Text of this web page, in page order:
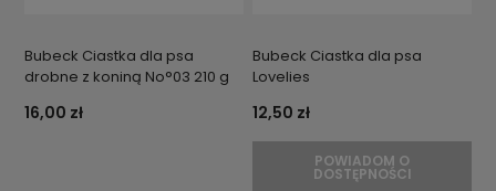
Bubeck Ciastka dla psa
drobne z koniną No°03 210 g
16,00 zł
Bubeck Ciastka dla psa
Lovelies
12,50 zł
POWIADOM O
DOSTĘPNOŚCI